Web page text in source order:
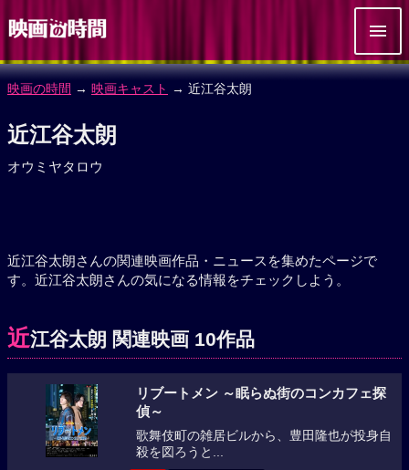
映画の時間 → 映画キャスト → 近江谷太朗
近江谷太朗
オウミヤタロウ
近江谷太朗さんの関連映画作品・ニュースを集めたページで
す。近江谷太朗さんの気になる情報をチェックしよう。
近江谷太朗 関連映画 10作品
リブートメン ～眠らぬ街のコンカフェ探
偵～
歌舞伎町の雑居ビルから、豊田隆也が投身自
殺を図ろうと...